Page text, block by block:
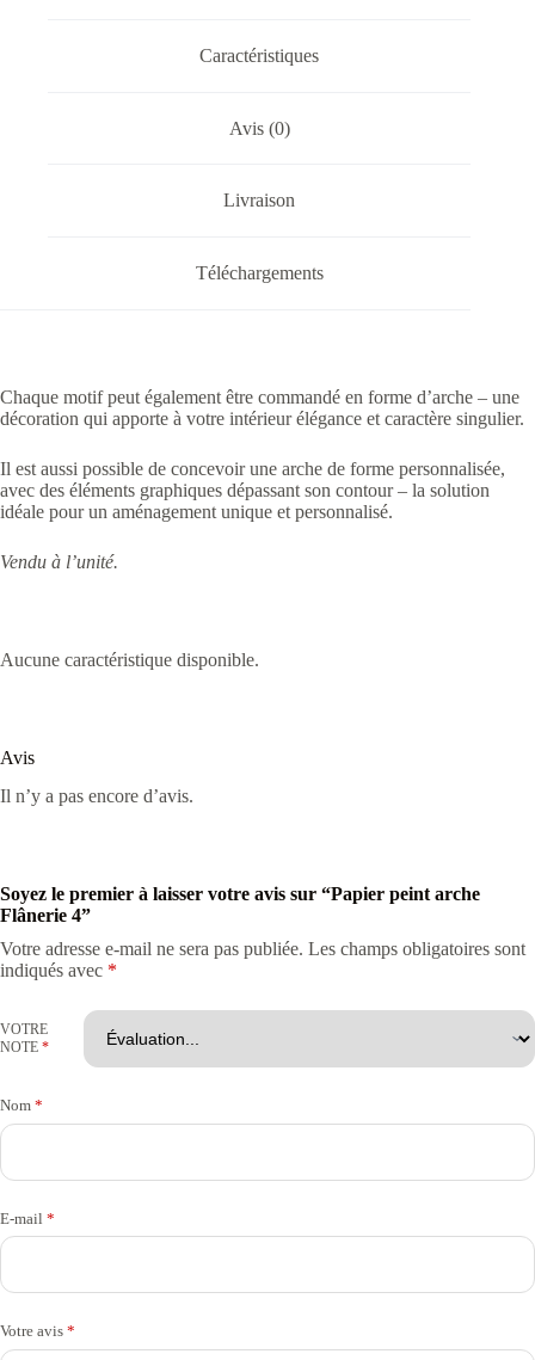
Caractéristiques
Avis (0)
Livraison
Téléchargements
Chaque motif peut également être commandé en forme d’arche – une
décoration qui apporte à votre intérieur élégance et caractère singulier.
Il est aussi possible de concevoir une arche de forme personnalisée,
avec des éléments graphiques dépassant son contour – la solution
idéale pour un aménagement unique et personnalisé.
Vendu à l’unité.
Aucune caractéristique disponible.
Avis
Il n’y a pas encore d’avis.
Soyez le premier à laisser votre avis sur “Papier peint arche
Flânerie 4”
Votre adresse e-mail ne sera pas publiée. Les champs obligatoires sont
indiqués avec *
VOTRE
NOTE *
Nom *
E-mail *
Votre avis *